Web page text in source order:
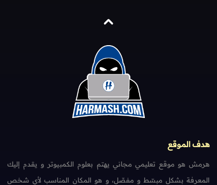
هدف الموقع
هرمش هو موقع تعليمي مجاني يهتم بعلوم الكمبيوتر و يقدم إليك
المعرفة بشكل مبسّط و مفصّل، و هو المكان المناسب لأي شخص